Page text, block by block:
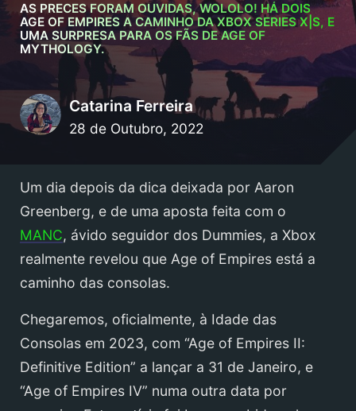
AS PRECES FORAM OUVIDAS, WOLOLO! HÁ DOIS
AGE OF EMPIRES A CAMINHO DA XBOX SERIES X|S, E
UMA SURPRESA PARA OS FÃS DE AGE OF
MYTHOLOGY.
28 de Outubro, 2022
Catarina Ferreira
Um dia depois da dica deixada por Aaron
Greenberg, e de uma aposta feita com o
MANC, ávido seguidor dos Dummies, a Xbox
realmente revelou que Age of Empires está a
caminho das consolas.
Chegaremos, oficialmente, à Idade das
Consolas em 2023, com “Age of Empires II:
Definitive Edition” a lançar a 31 de Janeiro, e
“Age of Empires IV” numa outra data por